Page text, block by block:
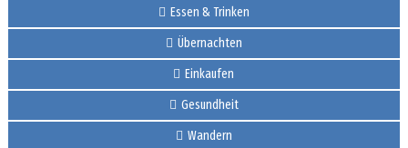
Essen & Trinken
Übernachten
Einkaufen
Gesundheit
Wandern